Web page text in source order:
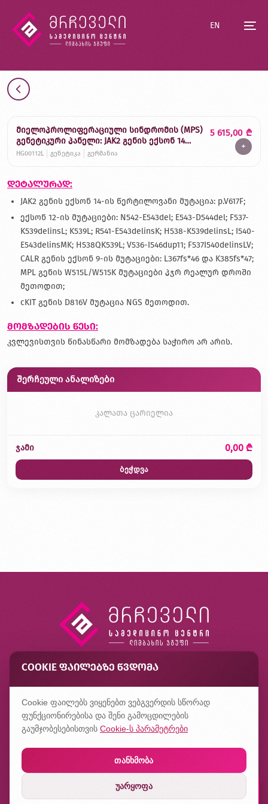
EN
მიელოპროლიფერაციული სინდრომის (MPS)
გენეტიკური პანელი: JAK2 გენის ექსონ 14
(p.V617F); JAK2 გენის ექსონ 12-ის მუტაციები,
HG00112L გენეტიკა გერმანია
5 615,00 ₾
+
დეტალურად:
JAK2 გენის ექსონ 14-ის წერტილოვანი მუტაცია: p.V617F;
ექსონ 12-ის მუტაციები: N542-E543del; E543-D544del; F537-
K539delinsL; K539L; R541-E543delinsK; H538-K539delinsL; I540-
E543delinsMK; H538QK539L; V536-I546dup11; F537I540delinsLV;
CALR გენის ექსონ 9-ის მუტაციები: L367fs*46 და K385fs*47;
MPL გენის W515L/W515K მუტაციები პჯრ რეალურ დროში
მეთოდით;
cKIT გენის D816V მუტაცია NGS მეთოდით.
მომზადების წესი:
კვლევისთვის წინასწარი მომზადება საჭირო არ არის.
შერჩეული ანალიზები
კალათა ცარიელია
ჯამი 0,00 ₾
ბეჭდვა
ხშირად დასმული კითხვები
კონფიდენციალურობის პოლიტიკა
ლაბორატორიაში
COOKIE ᲤᲐᲘᲚᲔᲑᲖᲔ ᲬᲕᲓᲝᲛᲐ
Cookie ფაილებს ვიყენებთ ვებგვერდის სწორად
ფუნქციონირებისა და შენი გამოცდილების
გაუმჯობესებისთვის Cookie-ს პარამეტრები
თანხმობა
უარყოფა